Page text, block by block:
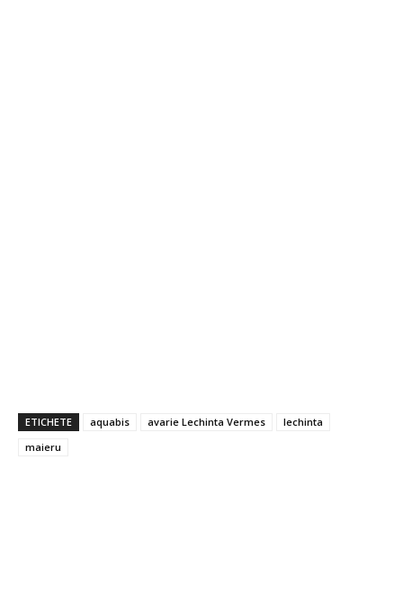
ETICHETE aquabis avarie Lechinta Vermes
lechinta
maieru